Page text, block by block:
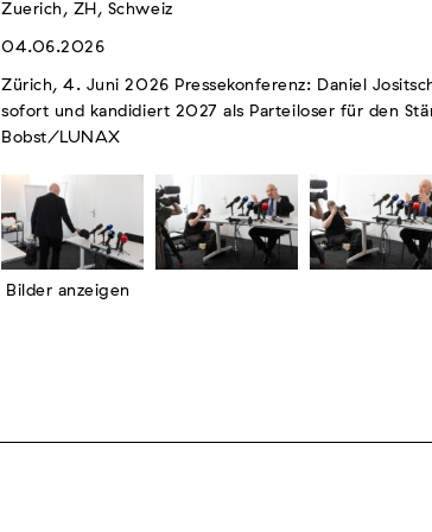
Zuerich, ZH, Schweiz
04.06.2026
Zürich, 4. Juni 2026 Pressekonferenz: Daniel
sofort und kandidiert 2027 als Parteiloser für den
Bobst/LUNAX
Bilder anzeigen